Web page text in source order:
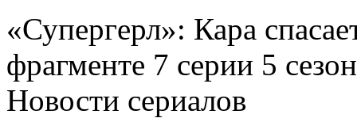
«Супeргeрл»: Кара
фрагменте 7 серии 5
Новости сериалов